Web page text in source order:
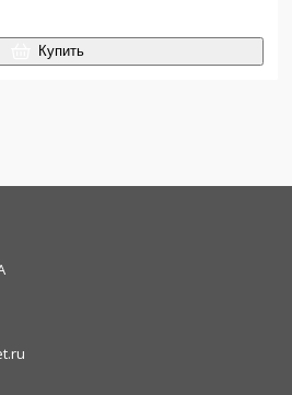
Купить